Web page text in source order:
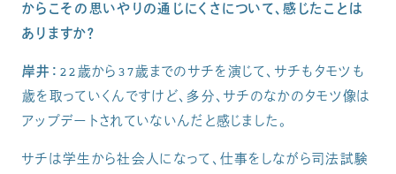
からこその思いやりの通じにくさについて、感じたことは
ありますか？
岸井： 22歳から37歳までのサチを演じて、サチもタモツも
歳を取っていくんですけど、多分、サチのなかのタモツ像は
アップデートされていないんだと感じました。
サチは学生から社会人になって、仕事をしながら司法試験